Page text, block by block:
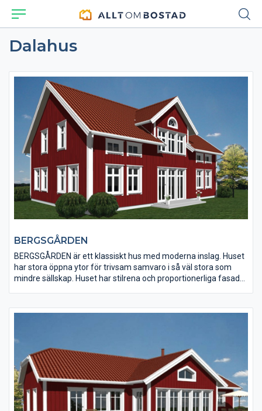
Dalahus
BERGSGÅRDEN
BERGSGÅRDEN är ett klassiskt hus med moderna inslag. Huset
har stora öppna ytor för trivsam samvaro i så väl stora som
mindre sällskap. Huset har stilrena och proportionerliga fasader